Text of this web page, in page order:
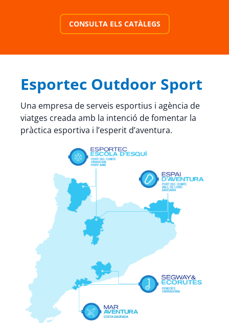
CONSULTA ELS CATÀLEGS
Esportec Outdoor Sport
Una empresa de serveis esportius i agència de
viatges creada amb la intenció de fomentar la
pràctica esportiva i l’esperit d’aventura.